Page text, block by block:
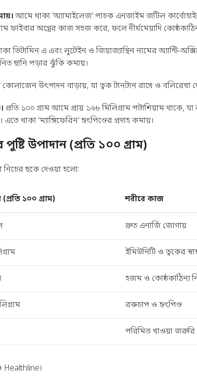
আমে থাকা ‘অ্যামাইলেজ’ পাচক এনজাইম জটিল
ফাইবার অন্ত্রের কাজ সহজ করে, ফলে দীর্ঘমেয়াদি
ভিটামিন এ এবং লুটেইন ও জিয়াজ্যান্থিন নামের অ্যান্টি-
ছানি পড়ার ঝুঁকি কমায়।
কোলাজেন উৎপাদন বাড়ায়, যা ত্বক টানটান রাখে ও বলিরেখা
প্রতি ১০০ গ্রাম আমে প্রায় ১৬৮ মিলিগ্রাম পটাশিয়াম থাকে, যা
থাকা ‘ম্যাঙ্গিফেরিন’ হৃৎপিণ্ডের প্রদাহ কমায়।
উপাদান (প্রতি ১০০ গ্রাম)
ছকে দেওয়া হলো:
১০০ গ্রাম) শরীরে কাজ
দ্রুত এনার্জি জোগায়
ইমিউনিটি ও ত্বকের
হজম ও কোষ্ঠকাঠিন্য
রক্তচাপ ও হৃৎপিণ্ড
পরিমিত খাওয়া জরুরি
Healthline।